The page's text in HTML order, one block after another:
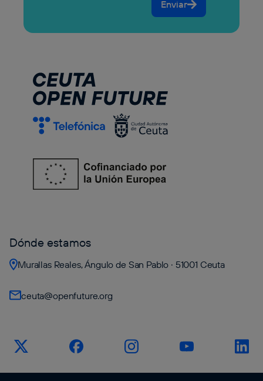
Enviar
Dónde estamos
Murallas Reales, Ángulo de San Pablo · 51001 Ceuta
ceuta@openfuture.org